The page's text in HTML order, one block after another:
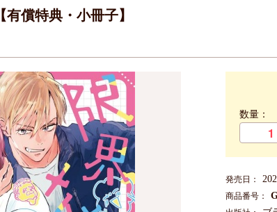
償特典・小冊子】
数量：
発売日：
商品番号：